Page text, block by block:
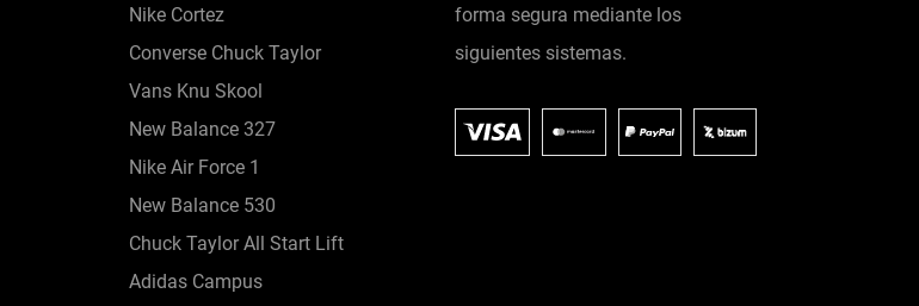
Nike Cortez
Converse Chuck Taylor
Vans Knu Skool
New Balance 327
Nike Air Force 1
New Balance 530
Chuck Taylor All Start Lift
Adidas Campus
forma segura mediante los
siguientes sistemas.